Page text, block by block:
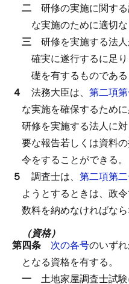
二 研修の実施に関す
な実施のために適切な
三 研修を実施する法人
確実に遂行するに足
礎を有するものである
４ 法務大臣は、 第二項
な実施を確保するため
研修を実施する法人に
要な報告若しくは資料
令をすることができる。
５ 調査士は、 第二項第
ようとするときは、政
数料を納めなければなら
（資格）
第四条 次の各号のいず
となる資格を有する。
一 土地家屋調査士試